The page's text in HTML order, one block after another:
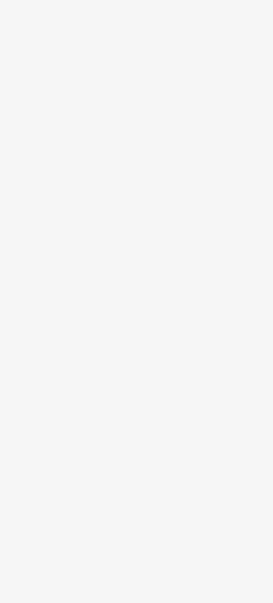
osobowych (art. 6 ust. 1 lit a
dokonano na podstawie
Pana danych osobowych
jest wymogiem ustawowym lub